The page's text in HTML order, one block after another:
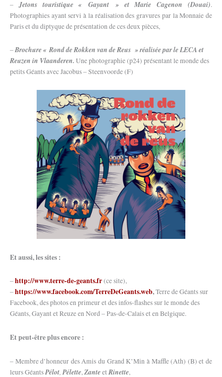
–Jetons touristique « Gayant » et Marie Cagenon (Douai).
Photographies ayant servi à la réalisation des gravures par la Monnaie de
Paris et du diptyque de présentation de ces deux pièces,
–Brochure « Rond de Rokken van de Reus » réalisée par le LECA et
Reuzen in Vlaanderen. Une photographie (p24) présentant le monde des
petits Géants avec Jacobus – Steenvoorde (F)
Et aussi, les sites :
–http://www.terre-de-geants.fr(ce site),
–https://www.facebook.com/TerreDeGeants.web,Terre de Géants sur
Facebook, des photos en primeur et des infos-flashes sur le monde des
Géants, Gayant et Reuze en Nord – Pas-de-Calais et en Belgique.
Et peut-être plus encore :
– Membre d’honneur des Amis du Grand K’Min à Maffle (Ath) (B) et de
leurs GéantsPélot, Pélette,ZanteetRinette,